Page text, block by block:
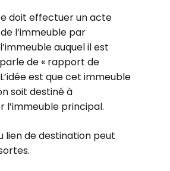
doit effectuer un acte
l’immeuble par
auquel il est
de « rapport de
est que cet immeuble
soit destiné à
l’immeuble principal.
lien de destination peut